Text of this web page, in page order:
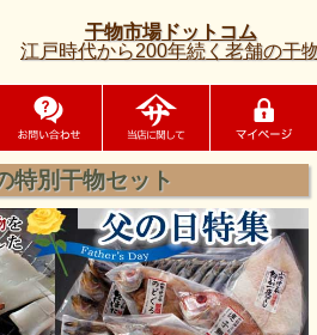
干物市場ドットコム
江戸時代から200年続く老舗の干
特別干物セット